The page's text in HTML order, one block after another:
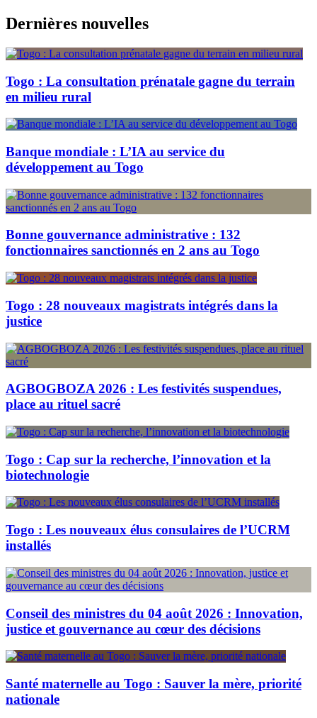
Skip
to
content
Dernières nouvelles
Togo : La consultation prénatale gagne du terrain
en milieu rural
Banque mondiale : L’IA au service du
développement au Togo
Bonne gouvernance administrative : 132
fonctionnaires sanctionnés en 2 ans au Togo
Togo : 28 nouveaux magistrats intégrés dans la
justice
AGBOGBOZA 2026 : Les festivités suspendues,
place au rituel sacré
Togo : Cap sur la recherche, l’innovation et la
biotechnologie
Togo : Les nouveaux élus consulaires de l’UCRM
installés
Conseil des ministres du 04 août 2026 : Innovation,
justice et gouvernance au cœur des décisions
Santé maternelle au Togo : Sauver la mère, priorité
nationale